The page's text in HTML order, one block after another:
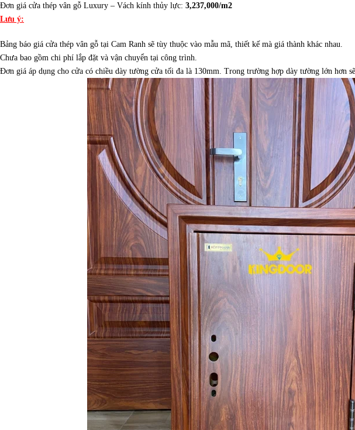
Đơn giá cửa thép vân gỗ Luxury – Vách kính thủy lực: 3,237,000/m2
Lưu ý:
Bảng báo giá cửa thép vân gỗ tại Cam Ranh sẽ tùy thuộc vào mẫu mã, thiết kế mà giá thành khác nhau.
Chưa bao gồm chi phí lắp đặt và vận chuyển tại công trình.
Đơn giá áp dụng cho cửa có chiều dày tường cửa tối đa là 130mm. Trong trường hợp dày tường lớn hơn